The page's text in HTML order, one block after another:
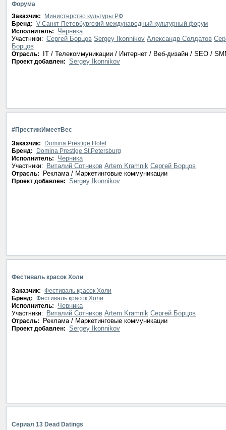
Форума
Заказчик:
Министерство культуры РФ
Бренд: V Санкт-Петербургский международный культурный форум
Исполнитель:
Черника
Участники: Сергей Борцов Sergey Ikonnikov Александр Солдатов
Борцов
Отрасль: IT / Телекоммуникации / Интернет / Веб-дизайн / SEO /
Проект добавлен: Sergey Ikonnikov
#ПрестижИмеетВес
Заказчик:
Domina Prestige Hotel
Бренд:
Domina Prestige St.Petersburg
Исполнитель:
Черника
Участники: Виталий Сотников Artem Kramnik Сергей Борцов
Отрасль: Реклама / Маркетинговые коммуникации
Проект добавлен: Sergey Ikonnikov
Фестиваль красок Холи
Заказчик: Фестиваль красок Холи
Бренд: Фестиваль красок Холи
Исполнитель:
Черника
Участники: Виталий Сотников Artem Kramnik Сергей Борцов
Отрасль: Реклама / Маркетинговые коммуникации
Проект добавлен: Sergey Ikonnikov
Сериал 13 Dead Datings